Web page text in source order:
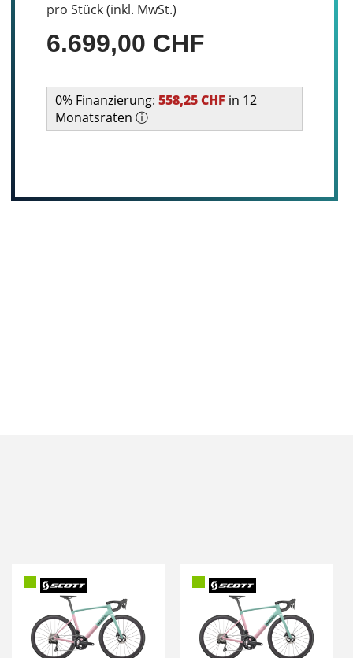
pro Stück (inkl. MwSt.)
6.699,00 CHF
0% Finanzierung: 558,25 CHF in 12
Monatsraten ⓘ